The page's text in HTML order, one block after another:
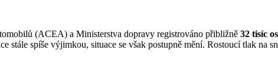
(ACEA) a Ministerstva dopravy registrováno přibližně 32 tisíc
spíše výjimkou, situace se však postupně mění. Rostoucí tlak na